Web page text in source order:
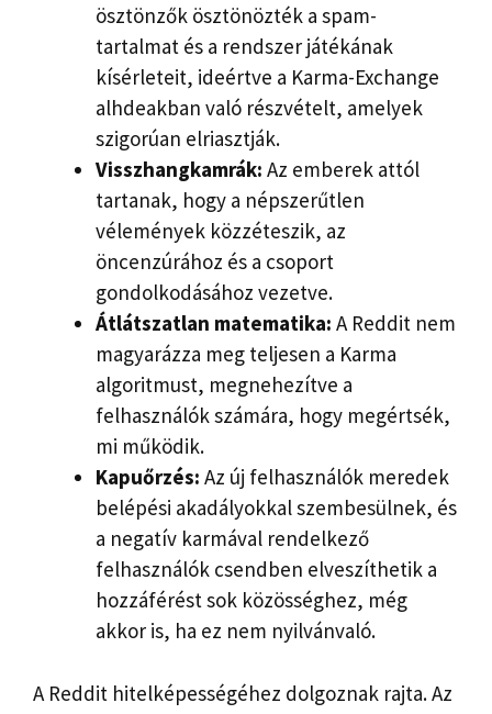
ösztönzők ösztönözték a spam-
tartalmat és a rendszer játékának
kísérleteit, ideértve a Karma-Exchange
alhdeakban való részvételt, amelyek
szigorúan elriasztják.
Visszhangkamrák: Az emberek attól
tartanak, hogy a népszerűtlen
vélemények közzéteszik, az
öncenzúrához és a csoport
gondolkodásához vezetve.
Átlátszatlan matematika: A Reddit nem
magyarázza meg teljesen a Karma
algoritmust, megnehezítve a
felhasználók számára, hogy megértsék,
mi működik.
Kapuőrzés: Az új felhasználók meredek
belépési akadályokkal szembesülnek, és
a negatív karmával rendelkező
felhasználók csendben elveszíthetik a
hozzáférést sok közösséghez, még
akkor is, ha ez nem nyilvánvaló.
A Reddit hitelképességéhez dolgoznak rajta. Az